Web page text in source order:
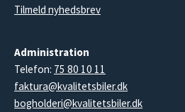
Tilmeld nyhedsbrev
Administration
Telefon: 75 80 10 11
faktura@kvalitetsbiler.dk
bogholderi@kvalitetsbiler.dk